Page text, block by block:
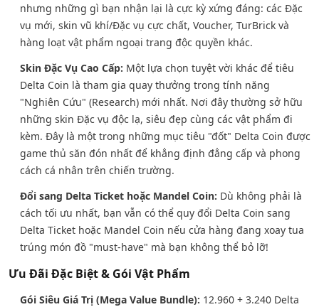
nhưng những gì bạn nhận lại là cực kỳ xứng đáng: các Đặc
vụ mới, skin vũ khí/Đặc vụ cực chất, Voucher, TurBrick và
hàng loạt vật phẩm ngoại trang độc quyền khác.
Skin Đặc Vụ Cao Cấp: Một lựa chọn tuyệt vời khác để tiêu
Delta Coin là tham gia quay thưởng trong tính năng
"Nghiên Cứu" (Research) mới nhất. Nơi đây thường sở hữu
những skin Đặc vụ độc lạ, siêu đẹp cùng các vật phẩm đi
kèm. Đây là một trong những mục tiêu "đốt" Delta Coin được
game thủ săn đón nhất để khẳng định đẳng cấp và phong
cách cá nhân trên chiến trường.
Đổi sang Delta Ticket hoặc Mandel Coin: Dù không phải là
cách tối ưu nhất, bạn vẫn có thể quy đổi Delta Coin sang
Delta Ticket hoặc Mandel Coin nếu cửa hàng đang xoay tua
trúng món đồ "must-have" mà bạn không thể bỏ lỡ!
Ưu Đãi Đặc Biệt & Gói Vật Phẩm
Gói Siêu Giá Trị (Mega Value Bundle): 12.960 + 3.240 Delta